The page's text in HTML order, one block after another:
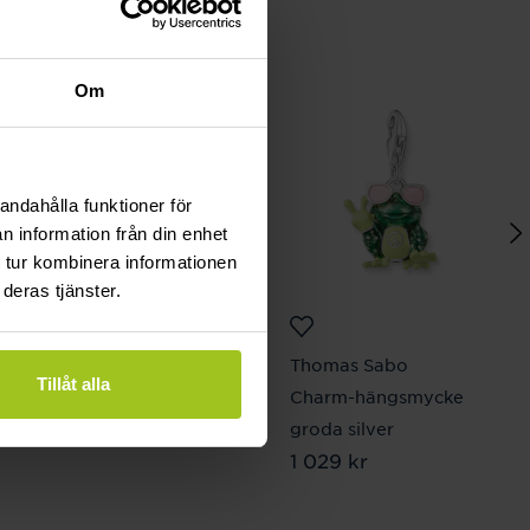
Om
funktioner för
information från din enhet
kombinera informationen
tjänster.
Tillåt alla
Charm pendant
Thomas Sabo
Charm-hängsmycke
groda silver
Pris:1 029 kr
1 029 kr